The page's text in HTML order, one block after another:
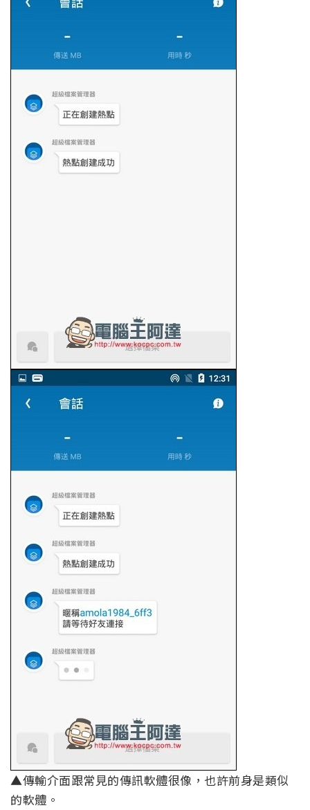
▲傳輸介面跟常見的傳訊軟體很像，也許前身是類似
的軟體。